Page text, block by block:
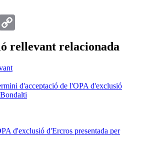
rellevant relacionada
d'acceptació de l'OPA d'exclusió
d'exclusió d'Ercros presentada per